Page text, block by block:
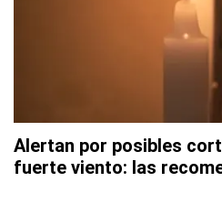
Alertan por posibles
fuerte viento: las